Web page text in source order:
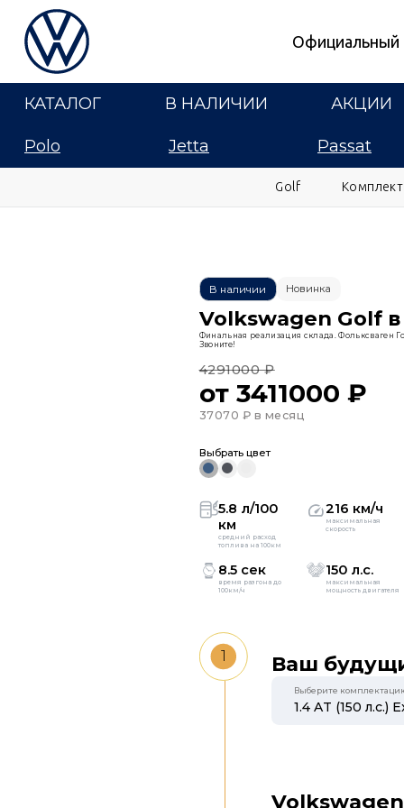
Официальный
КАТАЛОГ В НАЛИЧИИ АКЦИИ
Polo Jetta Passat
Golf
В наличии Новинка
Volkswagen Golf
Финальная реализация склада. Фольксваген
Звоните!
4291000 ₽
от 3411000 ₽
37070 ₽ в месяц
Выбрать цвет
5.8 л/100
км
средний расход
топлива на 100км
216 км/ч
максимальная
скорость
8.5 сек
время разгона до
100км/ч
150 л.с.
максимальная
мощность двигателя
1 Ваш
Выберите